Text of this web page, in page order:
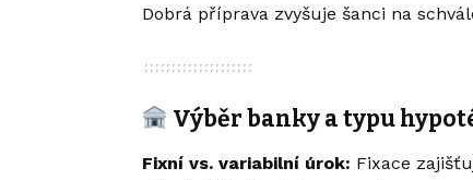
Dobrá příprava zvyšuje šanci na
Výběr banky a typu
Fixní vs. variabilní úrok: Fixace